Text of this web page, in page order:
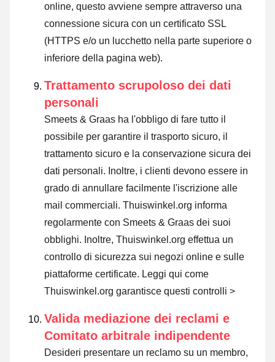
online, questo avviene sempre attraverso una
connessione sicura con un certificato SSL
(HTTPS e/o un lucchetto nella parte superiore o
inferiore della pagina web).
Trattamento scrupoloso dei dati
personali
Smeets & Graas ha l'obbligo di fare tutto il
possibile per garantire il trasporto sicuro, il
trattamento sicuro e la conservazione sicura dei
dati personali. Inoltre, i clienti devono essere in
grado di annullare facilmente l'iscrizione alle
mail commerciali. Thuiswinkel.org informa
regolarmente con Smeets & Graas dei suoi
obblighi. Inoltre, Thuiswinkel.org effettua un
controllo di sicurezza sui negozi online e sulle
piattaforme certificate. Leggi qui come
Thuiswinkel.org garantisce questi controlli >
Valida mediazione dei reclami e
Comitato arbitrale indipendente
Desideri presentare un reclamo su un membro,